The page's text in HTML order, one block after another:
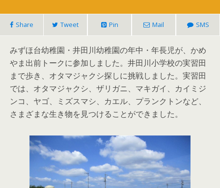
Share Tweet Pin Mail SMS
みずほ台幼稚園・井田川幼稚園の年中・年長児が、かめ
やま出前トークに参加しました。井田川小学校の実習田
まで歩き、オタマジャクシ探しに挑戦しました。実習田
では、オタマジャクシ、ザリガニ、マキガイ、カイミジ
ンコ、ヤゴ、ミズスマシ、カエル、プランクトンなど、
さまざまな生き物を見つけることができました。